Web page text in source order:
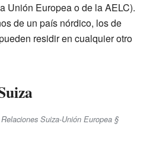
Unión Europea o de la AELC).
de un país nórdico, los de
residir en cualquier otro
Suiza-Unión Europea §